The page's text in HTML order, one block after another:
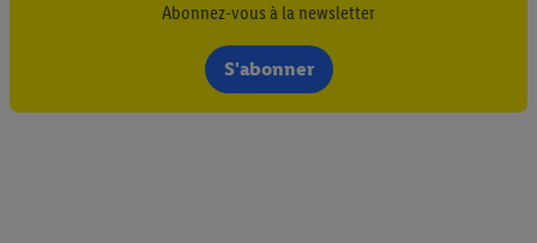
Abonnez-vous à la newsletter
S'abonner